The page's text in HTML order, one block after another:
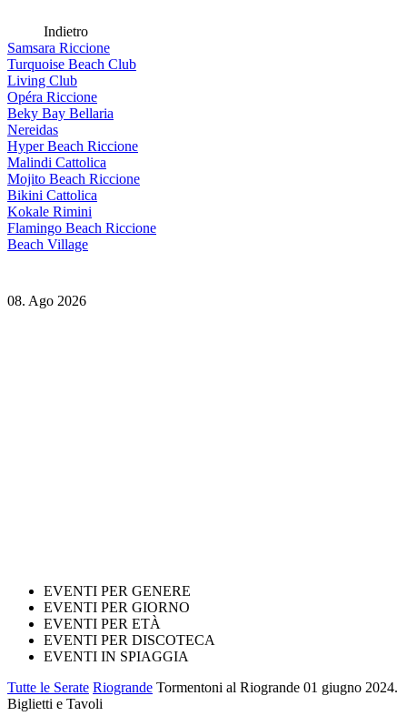
Indietro
Samsara Riccione
Turquoise Beach Club
Living Club
Opéra Riccione
Beky Bay Bellaria
Nereidas
Hyper Beach Riccione
Malindi Cattolica
Mojito Beach Riccione
Bikini Cattolica
Kokale Rimini
Flamingo Beach Riccione
Beach Village
08. Ago 2026
EVENTI PER GENERE
EVENTI PER GIORNO
EVENTI PER ETÀ
EVENTI PER DISCOTECA
EVENTI IN SPIAGGIA
Tutte le Serate Riogrande Tormentoni al Riogrande 01 giugno 2024.
Biglietti e Tavoli